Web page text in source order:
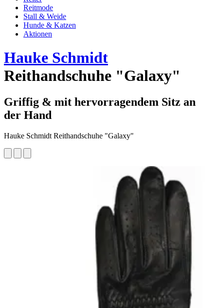
Reitmode
Stall & Weide
Hunde & Katzen
Aktionen
Hauke Schmidt
Reithandschuhe "Galaxy"
Griffig & mit hervorragendem Sitz an
der Hand
Hauke Schmidt Reithandschuhe "Galaxy"